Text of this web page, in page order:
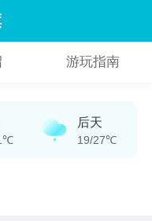
游玩指南
后天
19/27℃